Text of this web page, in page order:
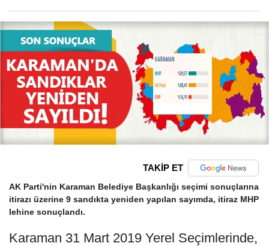
TAKİP ET
AK Parti'nin Karaman Belediye Başkanlığı seçimi sonuçlarına
itirazı üzerine 9 sandıkta yeniden yapılan sayımda, itiraz MHP
lehine sonuçlandı.
Karaman 31 Mart 2019 Yerel Seçimlerinde,